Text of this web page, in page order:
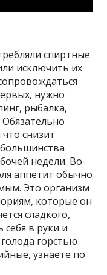
спиртные
исключить их
нужно
рыбалка,
снизит
недели. Во-
аппетит обычно
Это организм
которые он
сладкого,
себя в руки и
горстью
узнаете по